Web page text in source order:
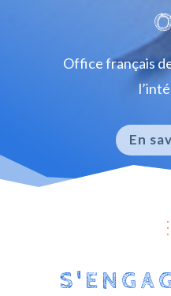
Office français
En